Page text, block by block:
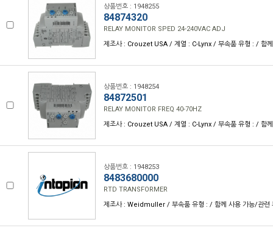
상품번호 : 1948255
84874320
RELAY MONITOR SPED 24-240VAC ADJ
제조사 : Crouzet USA / 계열 : C-Lynx / 부속품 유형 : / 함
상품번호 : 1948254
84872501
RELAY MONITOR FREQ 40-70HZ
제조사 : Crouzet USA / 계열 : C-Lynx / 부속품 유형 : / 함
상품번호 : 1948253
8483680000
RTD TRANSFORMER
제조사 : Weidmuller / 부속품 유형 : / 함께 사용 가능/관련